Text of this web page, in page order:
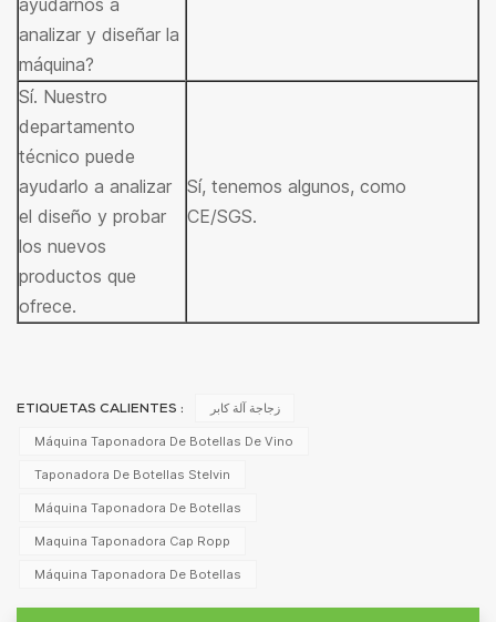
analizar y diseñar la
máquina?
Sí. Nuestro
departamento
técnico puede
ayudarlo a analizar
el diseño y probar
los nuevos
productos que
ofrece.
Sí, tenemos algunos, como
CE/SGS.
ETIQUETAS CALIENTES : زجاجة آلة كابر
Máquina Taponadora De Botellas De Vino
Taponadora De Botellas Stelvin
Máquina Taponadora De Botellas
Maquina Taponadora Cap Ropp
Máquina Taponadora De Botellas